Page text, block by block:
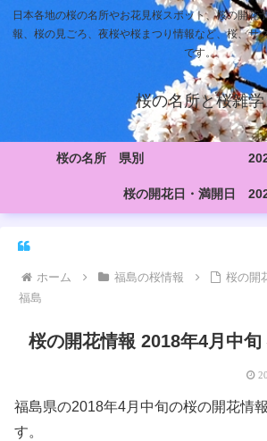
日本各地の桜の名所やお花見桜スポット、桜の開花
報、桜の見ごろ、夜桜や桜まつり情報など、桜、サ
です。
桜の名所と桜雑学
桜の名所 県別
桜の開花日・満開日
ホーム 福島の桜情報
桜の開
福島
桜の開花情報 2018年4月中旬
福島県の2018年4月中旬の桜の開花情
す。